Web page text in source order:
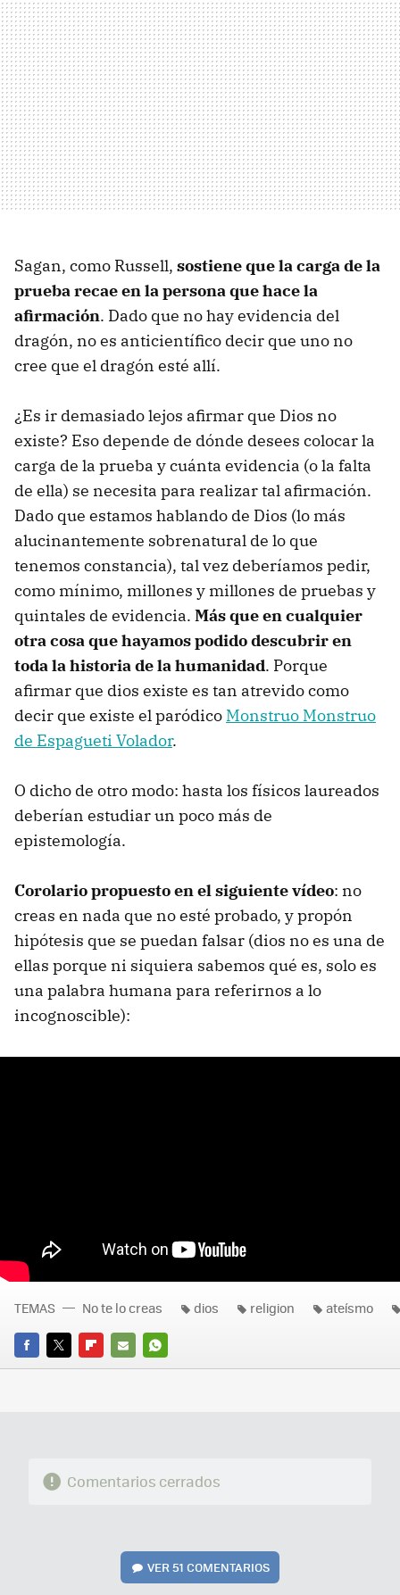
Sagan, como Russell, sostiene que la carga de la
prueba recae en la persona que hace la
afirmación. Dado que no hay evidencia del
dragón, no es anticientífico decir que uno no
cree que el dragón esté allí.
¿Es ir demasiado lejos afirmar que Dios no
existe? Eso depende de dónde desees colocar la
carga de la prueba y cuánta evidencia (o la falta
de ella) se necesita para realizar tal afirmación.
Dado que estamos hablando de Dios (lo más
alucinantemente sobrenatural de lo que
tenemos constancia), tal vez deberíamos pedir,
como mínimo, millones y millones de pruebas y
quintales de evidencia. Más que en cualquier
otra cosa que hayamos podido descubrir en
toda la historia de la humanidad. Porque
afirmar que dios existe es tan atrevido como
decir que existe el paródico Monstruo Monstruo
de Espagueti Volador.
O dicho de otro modo: hasta los físicos laureados
deberían estudiar un poco más de
epistemología.
Corolario propuesto en el siguiente vídeo: no
creas en nada que no esté probado, y propón
hipótesis que se puedan falsar (dios no es una de
ellas porque ni siquiera sabemos qué es, solo es
una palabra humana para referirnos a lo
incognoscible):
FACEBOOK
TWITTERFLIPBOARD
E-
WHATSAPP
TEMAS No te lo creas dios religion ateísmo
Comentarios cerrados
VER51 COMENTARIOS